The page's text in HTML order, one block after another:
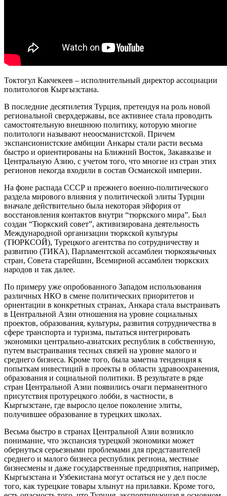
Токтогул Какчекеев – исполнительный директор ассоциации
политологов Кыргызстана.
В последние десятилетия Турция, претендуя на роль новой
региональной сверхдержавы, все активнее стала проводить
самостоятельную внешнюю политику, которую многие
политологи называют неоосманистской. Причем
экспансионистские амбиции Анкары стали расти весьма
быстро и ориентированы на Ближний Восток, Закавказье и
Центральную Азию, с учетом того, что многие из стран этих
регионов некогда входили в состав Османской империи.
На фоне распада СССР и прежнего военно-политического
раздела мирового влияния у политической элиты Турции
вначале действительно была некоторая эйфория от
восстановления контактов внутри “тюркского мира”. Был
создан “Тюркский совет”, активизирована деятельность
Международной организации тюркской культуры
(ТЮРКСОЙ), Турецкого агентства по сотрудничеству и
развитию (ТИКА), Парламентской ассамблеи тюркоязычных
стран, Совета старейшин, Всемирной ассамблеи тюркских
народов и так далее.
По примеру уже опробованного Западом использования
различных НКО в смене политических приоритетов и
ориентации в конкретных странах, Анкара стала выстраивать
в Центральной Азии отношения на уровне социальных
проектов, образования, культуры, развития сотрудничества в
сфере транспорта и туризма, пытаться интегрировать
экономики центрально-азиатских республик в собственную,
путем выстраивания тесных связей на уровне малого и
среднего бизнеса. Кроме того, была заметна тенденция к
попыткам инвестиций в проекты в области здравоохранения,
образования и социальной политики. В результате в ряде
стран Центральной Азии появились очаги перманентного
присутствия протурецкого лобби, в частности, в
Кыргызстане, где выросло целое поколение элиты,
получившее образование в турецких школах.
Весьма быстро в странах Центральной Азии возникло
понимание, что экспансия турецкой экономики может
обернуться серьезными проблемами для представителей
среднего и малого бизнеса республик региона, местные
бизнесмены и даже государственные предприятия, например,
Кыргызстана и Узбекистана могут остаться не у дел после
того, как турецкие товары хлынут на прилавки. Кроме того,